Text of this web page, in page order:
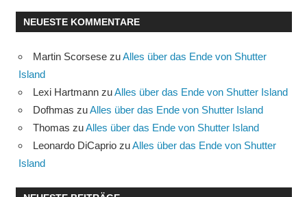
NEUESTE KOMMENTARE
Martin Scorsese zuAlles über das Ende von Shutter
Island
Lexi Hartmann zuAlles über das Ende von Shutter Island
Dofhmas zuAlles über das Ende von Shutter Island
Thomas zuAlles über das Ende von Shutter Island
Leonardo DiCaprio zuAlles über das Ende von Shutter
Island